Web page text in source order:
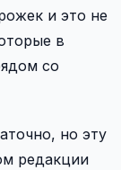
и это не
в
со
но эту
редакции